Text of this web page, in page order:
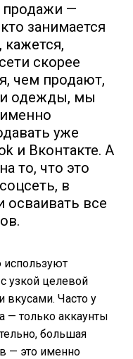
продажи —
занимается
скорее
чем продают,
одежды, мы
уже
и Вконтакте. А
то, что это
в
осваивать все
используют
узкой целевой
вкусами. Часто у
— только аккаунты
большая
— это именно